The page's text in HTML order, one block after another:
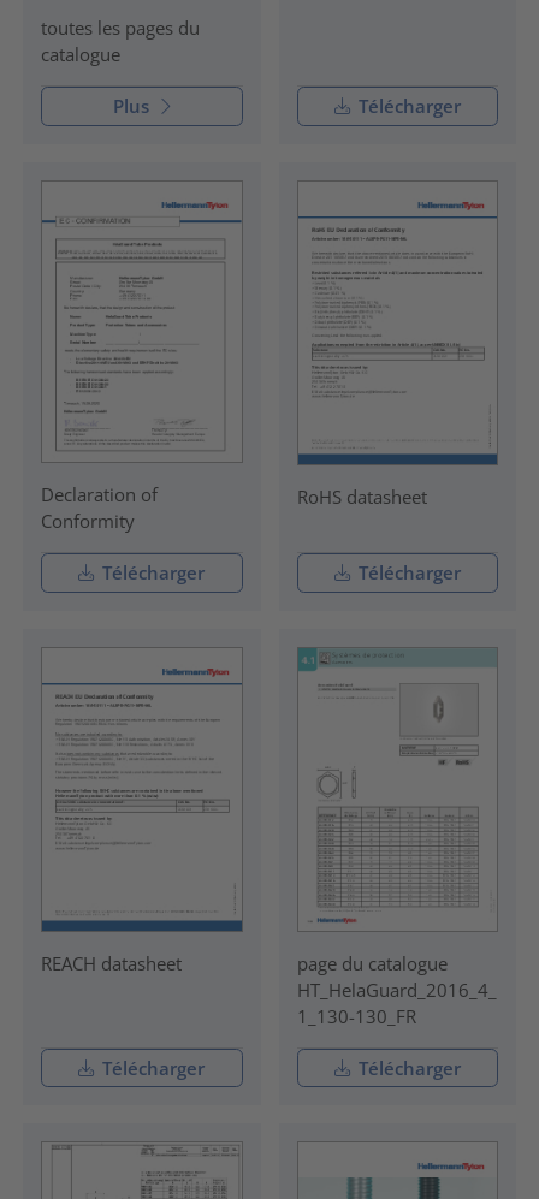
toutes les pages du
catalogue
Plus Télécharger
Declaration of
Conformity
Télécharger
RoHS datasheet
Télécharger
REACH datasheet
Télécharger
page du catalogue
HT_HelaGuard_2016_4_
1_130-130_FR
Télécharger